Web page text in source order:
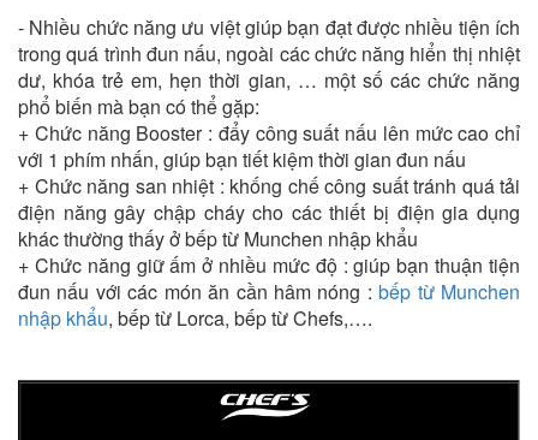
- Nhiều chức năng ưu việt giúp bạn đạt được nhiều tiện ích
trong quá trình đun nấu, ngoài các chức năng hiển thị nhiệt
dư, khóa trẻ em, hẹn thời gian, … một số các chức năng
phổ biến mà bạn có thể gặp:
+ Chức năng Booster : đẩy công suất nấu lên mức cao chỉ
với 1 phím nhấn, giúp bạn tiết kiệm thời gian đun nấu
+ Chức năng san nhiệt : khống chế công suất tránh quá tải
điện năng gây chập cháy cho các thiết bị điện gia dụng
khác thường thấy ở bếp từ Munchen nhập khẩu
+ Chức năng giữ ấm ở nhiều mức độ : giúp bạn thuận tiện
đun nấu với các món ăn cần hâm nóng :bếp từ Munchen
nhập khẩu, bếp từ Lorca, bếp từ Chefs,….